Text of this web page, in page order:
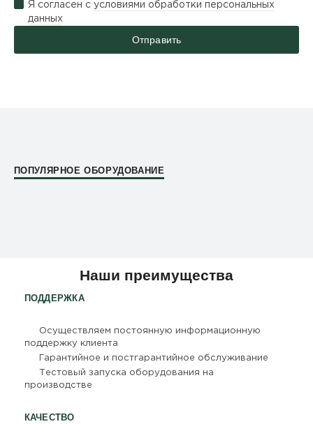
Я согласен с условиями обработки персональных
данных
Отправить
ПОПУЛЯРНОЕ ОБОРУДОВАНИЕ
Наши преимущества
ПОДДЕРЖКА
Осуществляем постоянную информационную
поддержку клиента
Гарантийное и постгарантийное обслуживание
Тестовый запуска оборудования на
производстве
КАЧЕСТВО